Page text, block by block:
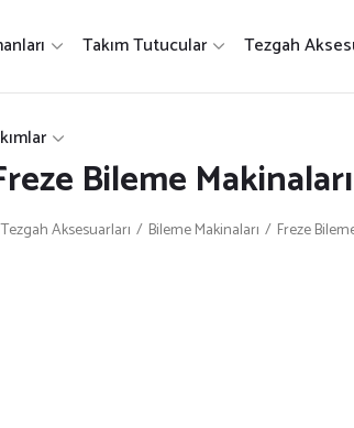
Takım Tutucular Tezgah
Bileme Makinaları
Tezgah Aksesuarları Bileme Makinaları Freze